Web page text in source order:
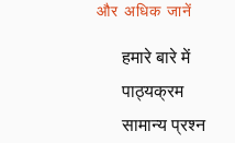
और अधिक जानें
हमारे बारे में
पाठ्यक्रम
सामान्य प्रश्न